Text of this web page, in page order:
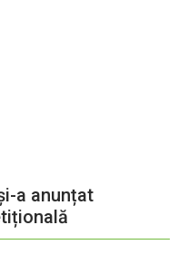
a anunțat